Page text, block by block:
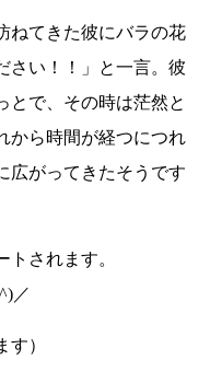
ねてきた彼にバラの花
さい！！」
と一言。彼
とで、その時は茫然と
から時間が経つにつれ
広がってきたそうです
トされます。
／
す）